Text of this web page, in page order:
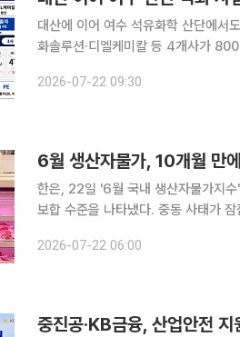
대산에 이어 여수 석유화학 산단에서
화솔루션·디엘케미칼 등 4개사가
20일 여천엔씨씨, 롯데케미칼, 한화
2026-07-22 09:30
6월 생산자물가, 10개월 만
한은, 22일 '6월 국내 생산자물가지수' 발표 지난달 생산자물가가 9개월 간의 상승
보합 수준을 나타냈다. 중동 사태가
스 가격도 뛰었다. 22일
2026-07-22 06:00
중진공·KB금융, 산업안전